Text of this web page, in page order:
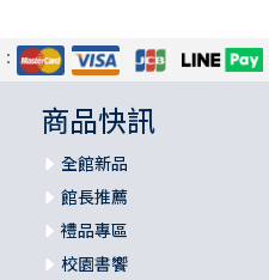
商品快訊
全館新品
館長推薦
禮品專區
校園書饗